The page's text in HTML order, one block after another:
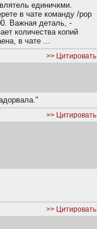
единичкми.
в чате команду /pop
Важная деталь, -
количества копий
в чате ...
>> Цитировать
>> Цитировать
>> Цитировать